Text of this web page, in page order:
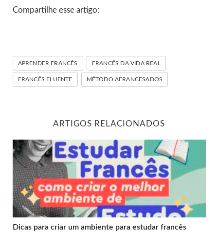
Compartilhe esse artigo:
APRENDER FRANCÊS FRANCÊS DA VIDA REAL
FRANCÊS FLUENTE MÉTODO AFRANCESADOS
ARTIGOS RELACIONADOS
Dicas para criar um ambiente para estudar francês
Dicas para criar um ambiente para estudar francês